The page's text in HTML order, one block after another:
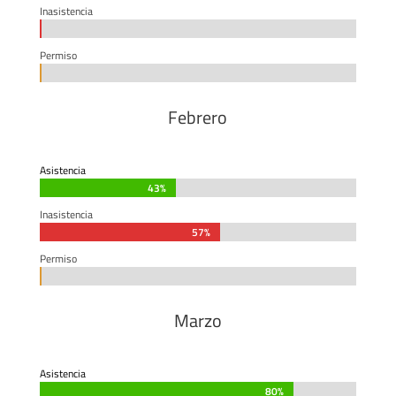
Inasistencia
Permiso
Febrero
Asistencia
43%
43%
Inasistencia
57%
57%
Permiso
Marzo
Asistencia
80%
80%